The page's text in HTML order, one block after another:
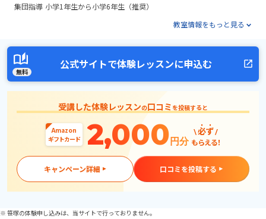
集団指導 小学1年生から小学6年生（推奨）
教室情報をもっと見る
無料
公式サイトで体験レッスンに申込む
受講した体験レッスンの口コミを投稿すると
Amazon
ギフトカード
2,000 円分
必ず
もらえる！
キャンペーン詳細 口コミを投稿する
※ 笹塚の体験申し込みは、当サイトで行っておりません。